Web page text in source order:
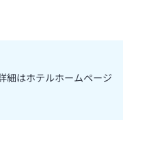
細はホテルホームページ